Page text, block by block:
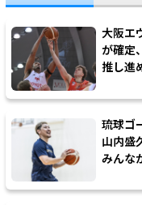
大阪エ
が確定
推し進
琉球ゴ
山内盛
みんな